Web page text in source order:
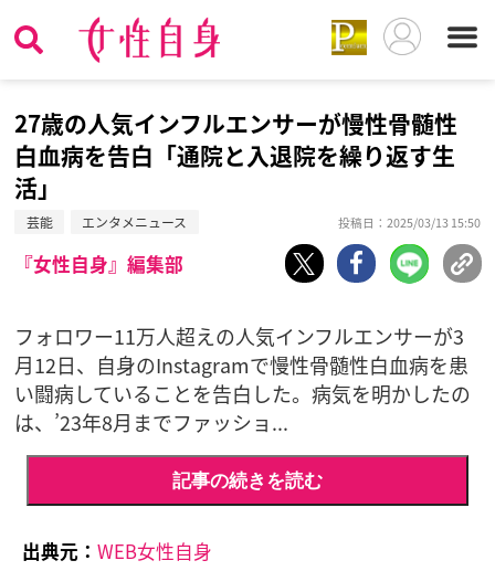
27歳の人気インフルエンサーが慢性骨髄性
白血病を告白「通院と入退院を繰り返す生
活」
芸能 エンタメニュース 投稿日：2025/03/13 15:50
『女性自身』編集部
フォロワー11万人超えの人気インフルエンサーが3
月12日、自身のInstagramで慢性骨髄性白血病を患
い闘病していることを告白した。病気を明かしたの
は、’23年8月までファッショ...
記事の続きを読む
出典元： WEB女性自身